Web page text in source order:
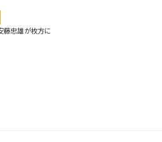
藤忠雄が枚方に